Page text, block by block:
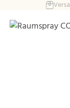
Zum Hauptinhalt
Bildergalerie